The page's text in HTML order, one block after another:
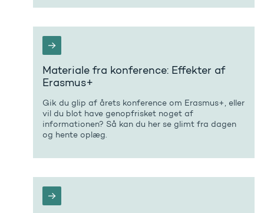
Materiale fra konference: Effekter af
Erasmus+
Gik du glip af årets konference om Erasmus+, eller
vil du blot have genopfrisket noget af
informationen? Så kan du her se glimt fra dagen
og hente oplæg.